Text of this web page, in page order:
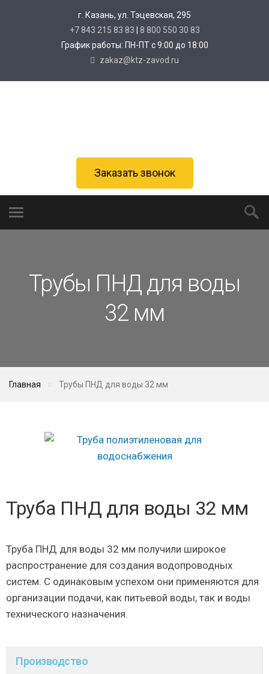
г. Казань, ул. Тэцевская, 295
+7 843 215 83 83
8 800 550 30 83
График работы: ПН-ПТ с 9:00 до 18:00
zakaz@ktz-zavod.ru
Заказать звонок
Трубы ПНД для воды
32 мм
Главная Трубы ПНД для воды 32 мм
Труба ПНД для воды 32 мм
Труба ПНД для воды 32 мм получили широкое
распространение для создания водопроводных
систем. С одинаковым успехом они применяются для
организации подачи, как питьевой воды, так и воды
технического назначения.
Производство